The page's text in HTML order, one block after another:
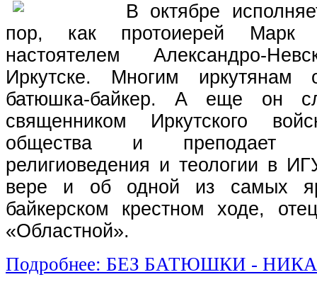
В октябре
пор, как протоиерей Марк
настоятелем Александро-
Иркутске. Многим иркутянам
батюшка-байкер. А еще он
священником Иркутского
общества и преподает
религиоведения и теологии в
вере и об одной из самых
байкерском крестном ходе,
«Областной».
Подробнее: БЕЗ БАТЮШКИ -